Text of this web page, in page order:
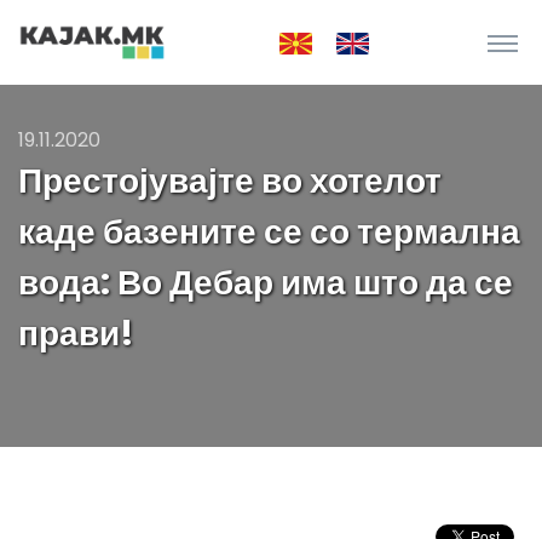
19.11.2020
Престојувајте во хотелот
каде базените се со термална
вода: Во Дебар има што да се
прави!